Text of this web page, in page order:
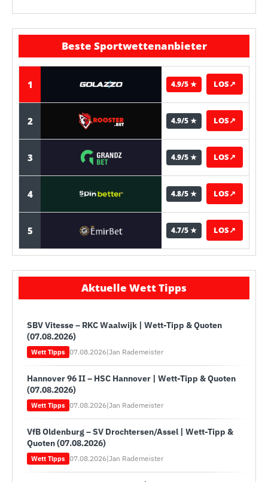
Beste Sportwettenanbieter
1 4.9/5 ★ LOS↗
2 4.9/5 ★ LOS↗
3 4.9/5 ★ LOS↗
4 4.8/5 ★ LOS↗
5 4.7/5 ★ LOS↗
Aktuelle Wett Tipps
SBV Vitesse – RKC Waalwijk | Wett-Tipp & Quoten
(07.08.2026)
Wett Tipps 07.08.2026|Jan Rademeister
Hannover 96 II – HSC Hannover | Wett-Tipp & Quoten
(07.08.2026)
Wett Tipps 07.08.2026|Jan Rademeister
VfB Oldenburg – SV Drochtersen/Assel | Wett-Tipp &
Quoten (07.08.2026)
Wett Tipps 07.08.2026|Jan Rademeister